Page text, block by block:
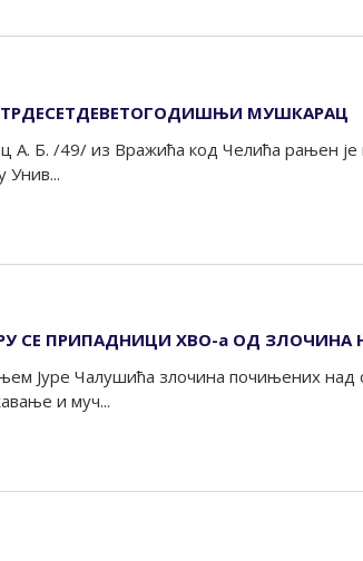
МУШКАРАЦ
Б. /49/ из Вражића код Челића рањен је
Унив...
СЕ ПРИПАДНИЦИ ХВО-а ОД ЗЛОЧИНА
Јуре Чалушића злочина почињених над
и муч...